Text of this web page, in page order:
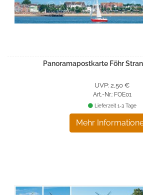
Panoramapostkarte Föhr
UVP: 2,50 €
Art.-Nr.: FOE01
Mehr
Lieferzeit 1-3 Tage